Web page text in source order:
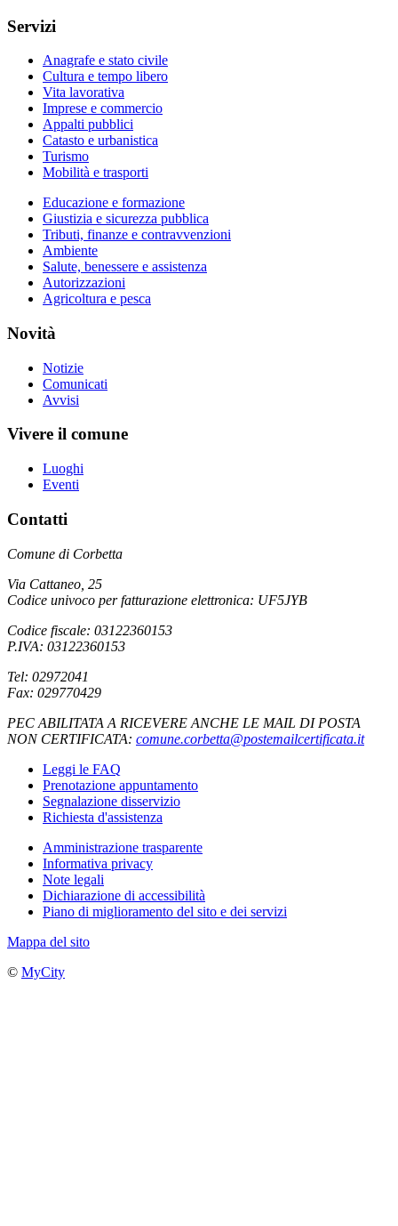
Servizi
Anagrafe e stato civile
Cultura e tempo libero
Vita lavorativa
Imprese e commercio
Appalti pubblici
Catasto e urbanistica
Turismo
Mobilità e trasporti
Educazione e formazione
Giustizia e sicurezza pubblica
Tributi, finanze e contravvenzioni
Ambiente
Salute, benessere e assistenza
Autorizzazioni
Agricoltura e pesca
Novità
Notizie
Comunicati
Avvisi
Vivere il comune
Luoghi
Eventi
Contatti
Comune di Corbetta
Via Cattaneo, 25
Codice univoco per fatturazione elettronica: UF5JYB
Codice fiscale: 03122360153
P.IVA: 03122360153
Tel: 02972041
Fax: 029770429
PEC ABILITATA A RICEVERE ANCHE LE MAIL DI POSTA
NON CERTIFICATA: comune.corbetta@postemailcertificata.it
Leggi le FAQ
Prenotazione appuntamento
Segnalazione disservizio
Richiesta d'assistenza
Amministrazione trasparente
Informativa privacy
Note legali
Dichiarazione di accessibilità
Piano di miglioramento del sito e dei servizi
Mappa del sito
© MyCity